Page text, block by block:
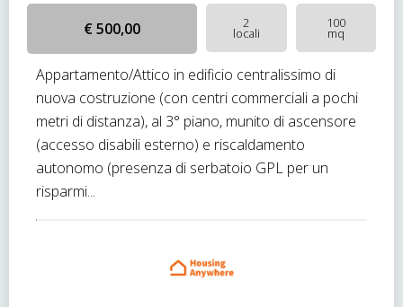
€ 500,00 2
locali
100
mq
Appartamento/Attico in edificio centralissimo di
nuova costruzione (con centri commerciali a pochi
metri di distanza), al 3° piano, munito di ascensore
(accesso disabili esterno) e riscaldamento
autonomo (presenza di serbatoio GPL per un
risparmi...